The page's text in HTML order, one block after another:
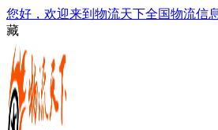
您好，欢迎来到物流天下全国物流信
藏